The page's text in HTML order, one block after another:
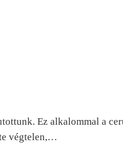
Ez alkalommal a
végtelen,…